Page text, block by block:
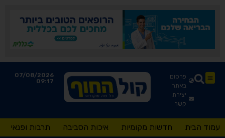
פרסום
באתר
יצירת
קשר
07/08/2026
09:17
עמוד הבית חדשות מקומיות איכות הסביבה תרבות ופנאי